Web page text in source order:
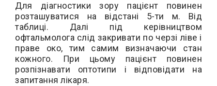
Для діагностики зору пацієнт повинен
розташуватися на відстані 5-ти м. Від
таблиці. Далі під керівництвом
офтальмолога слід закривати по черзі ліве і
праве око, тим самим визначаючи стан
кожного. При цьому пацієнт повинен
розпізнавати оптотипи і відповідати на
запитання лікаря.